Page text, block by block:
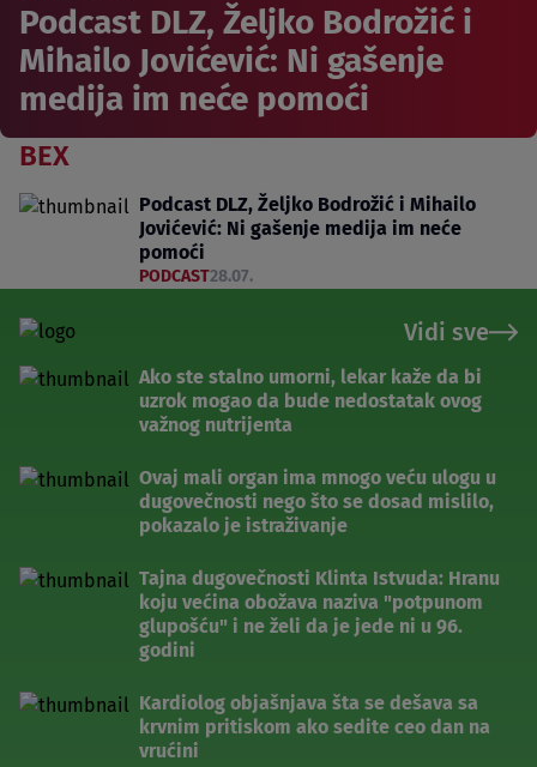
Podcast DLZ, Željko Bodrožić i
Mihailo Jovićević: Ni gašenje
medija im neće pomoći
BEX
Podcast DLZ, Željko Bodrožić i Mihailo
Jovićević: Ni gašenje medija im neće
pomoći
PODCAST28.07.
Vidi sve
Ako ste stalno umorni, lekar kaže da bi
uzrok mogao da bude nedostatak ovog
važnog nutrijenta
Ovaj mali organ ima mnogo veću ulogu u
dugovečnosti nego što se dosad mislilo,
pokazalo je istraživanje
Tajna dugovečnosti Klinta Istvuda: Hranu
koju većina obožava naziva "potpunom
glupošću" i ne želi da je jede ni u 96.
godini
Kardiolog objašnjava šta se dešava sa
krvnim pritiskom ako sedite ceo dan na
vrućini